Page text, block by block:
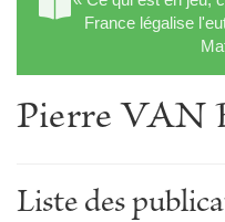
France légalise
Pierre VAN
Liste des